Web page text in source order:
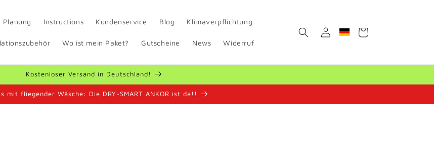
Planung Instructions Kundenservice Blog Klimaverpflichtung
Wo ist mein Paket? Gutscheine News Widerruf
Einloggen
Geolocation Button:
Warenkorb
Kostenloser Versand in Deutschland!
mit fliegender Wäsche: Die DRY-SMART ANKOR ist da!!